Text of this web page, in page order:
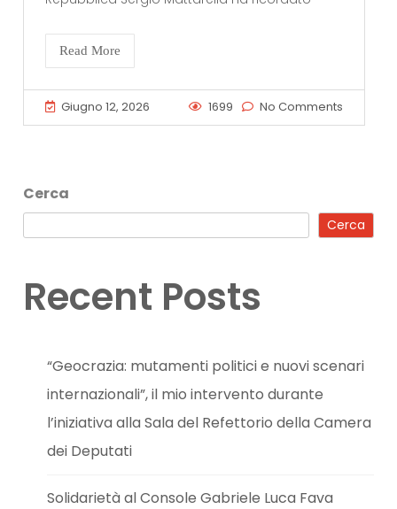
Read More
Giugno 12, 2026 1699 No Comments
Cerca
Cerca
Recent Posts
“Geocrazia: mutamenti politici e nuovi scenari
internazionali”, il mio intervento durante
l’iniziativa alla Sala del Refettorio della Camera
dei Deputati
Solidarietà al Console Gabriele Luca Fava